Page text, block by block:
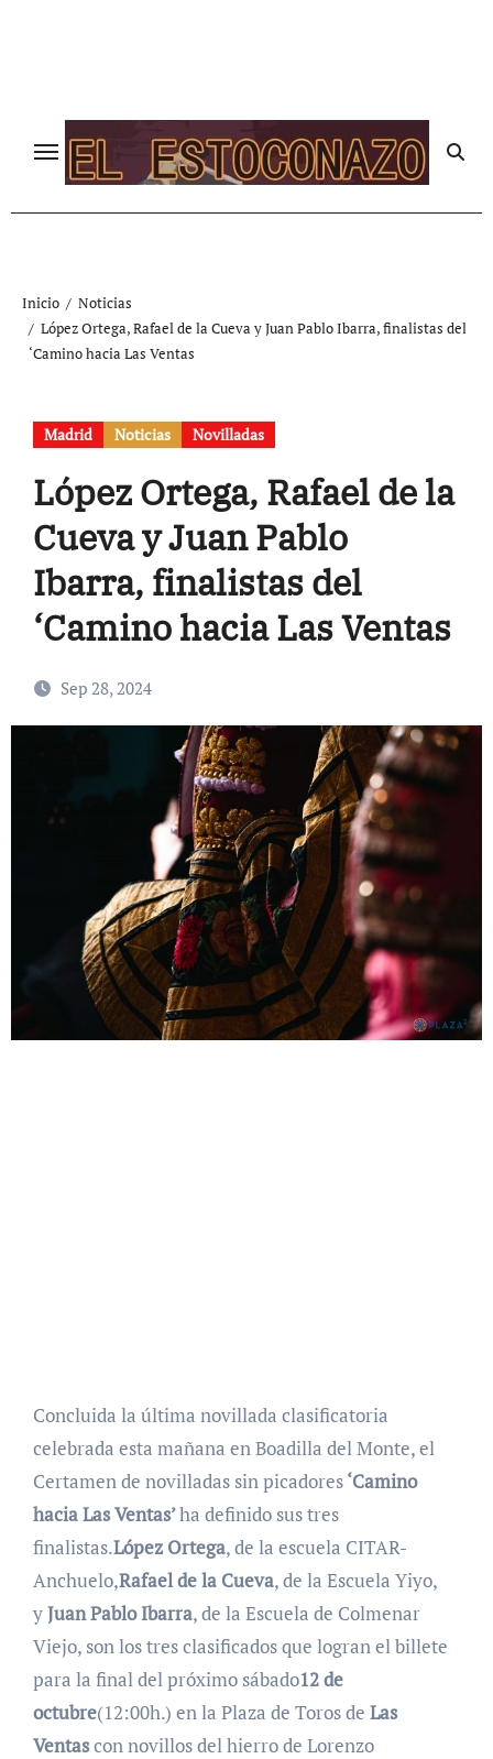
Inicio
Noticias
López Ortega, Rafael de la Cueva y Juan Pablo Ibarra, finalistas del
‘Camino hacia Las Ventas
Madrid Noticias Novilladas
López Ortega, Rafael de la
Cueva y Juan Pablo
Ibarra, finalistas del
‘Camino hacia Las Ventas
Sep 28, 2024
Concluida la última novillada clasificatoria
celebrada esta mañana en Boadilla del Monte, el
Certamen de novilladas sin picadores‘Camino
hacia Las Ventas’ha definido sus tres
finalistas.López Ortega, de la escuela CITAR-
Anchuelo,Rafael de la Cueva, de la Escuela Yiyo,
yJuan Pablo Ibarra, de la Escuela de Colmenar
Viejo, son los tres clasificados que logran el billete
para la final del próximo sábado12 de
octubre(12:00h.) en la Plaza de Toros de Las
Ventascon novillos del hierro de Lorenzo